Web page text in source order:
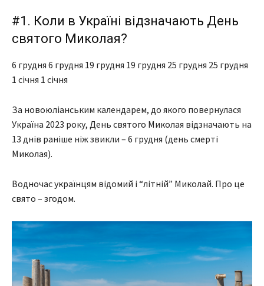
#1. Коли в Україні відзначають День
святого Миколая?
6 грудня 6 грудня 19 грудня 19 грудня 25 грудня 25 грудня
1 січня 1 січня
За новоюліанським календарем, до якого повернулася
Україна 2023 року, День святого Миколая відзначають на
13 днів раніше ніж звикли – 6 грудня (день смерті
Миколая).
Водночас українцям відомий і “літній” Миколай. Про це
свято – згодом.